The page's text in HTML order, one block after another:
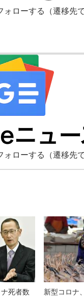
ォローする
（遷移先
ォローする
（遷移先
ナ死者数
新型コロナ